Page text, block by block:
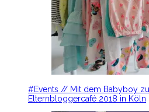
#Events // Mit dem Babyboy
Elternbloggercafé 2018 in Köln